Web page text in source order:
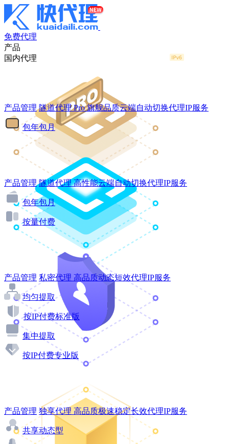
免费代理
产品
国内代理
产品管理 隧道代理Pro 旗舰品质云端自动切换代理IP服务
包年包月
产品管理 隧道代理 高性能云端自动切换代理IP服务
包年包月
按量付费
产品管理 私密代理 高品质动态短效代理IP服务
均匀提取
按IP付费标准版
集中提取
按IP付费专业版
产品管理 独享代理 高品质极速稳定长效代理IP服务
共享动态型